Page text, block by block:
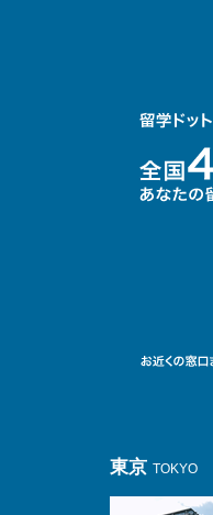
東京 TOKYO